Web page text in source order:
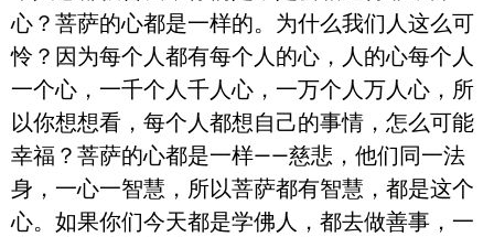
心？菩萨的心都是一样的。为什么我们人这么可
怜？因为每个人都有每个人的心，人的心每个人
一个心，一千个人千人心，一万个人万人心，所
以你想想看，每个人都想自己的事情，怎么可能
幸福？菩萨的心都是一样——慈悲，他们同一法
身，一心一智慧，所以菩萨都有智慧，都是这个
心。如果你们今天都是学佛人，都去做善事，一